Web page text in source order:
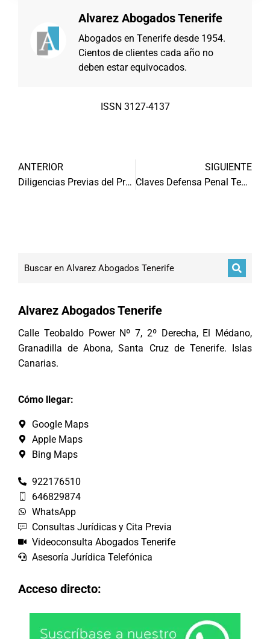
Alvarez Abogados Tenerife
Abogados en Tenerife desde 1954.
Cientos de clientes cada año no
deben estar equivocados.
ISSN 3127-4137
ANTERIOR
Diligencias Previas del Procedimiento Abreviado
SIGUIENTE
Claves Defensa Penal Tenerife
Alvarez Abogados Tenerife
Calle Teobaldo Power Nº 7, 2º Derecha, El Médano,
Granadilla de Abona, Santa Cruz de Tenerife. Islas
Canarias.
Cómo llegar:
Google Maps
Apple Maps
Bing Maps
922176510
646829874
WhatsApp
Consultas Jurídicas y Cita Previa
Videoconsulta Abogados Tenerife
Asesoría Jurídica Telefónica
Acceso directo: